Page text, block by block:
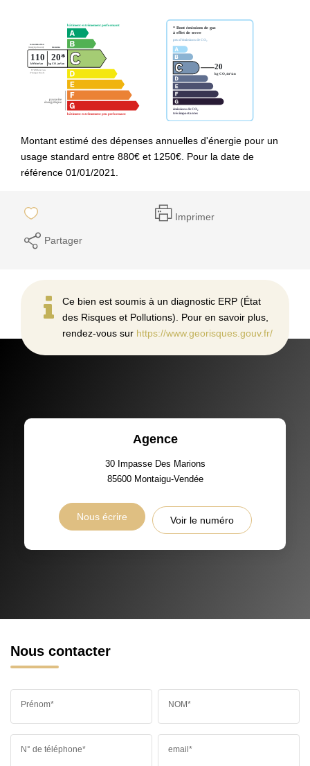
Montant estimé des dépenses annuelles d'énergie pour un
usage standard entre 880€ et 1250€. Pour la date de
référence 01/01/2021.
Imprimer
Partager
Ce bien est soumis à un diagnostic ERP (État
des Risques et Pollutions). Pour en savoir plus,
rendez-vous sur https://www.georisques.gouv.fr/
Agence
30 Impasse Des Marions
85600 Montaigu-Vendée
Nous écrire Voir le numéro
Nous contacter
Prénom* NOM*
N° de téléphone* email*